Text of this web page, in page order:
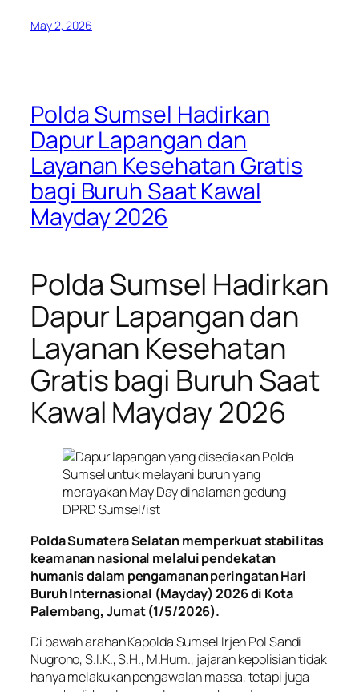
May 2, 2026
Polda Sumsel Hadirkan
Dapur Lapangan dan
Layanan Kesehatan Gratis
bagi Buruh Saat Kawal
Mayday 2026
Polda Sumsel Hadirkan
Dapur Lapangan dan
Layanan Kesehatan
Gratis bagi Buruh Saat
Kawal Mayday 2026
Polda Sumatera Selatan memperkuat stabilitas
keamanan nasional melalui pendekatan
humanis dalam pengamanan peringatan Hari
Buruh Internasional (Mayday) 2026 di Kota
Palembang, Jumat (1/5/2026).
Di bawah arahan Kapolda Sumsel Irjen Pol Sandi
Nugroho, S.I.K., S.H., M.Hum., jajaran kepolisian tidak
hanya melakukan pengawalan massa, tetapi juga